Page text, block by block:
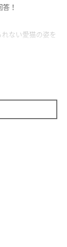
！
ない愛猫の姿を